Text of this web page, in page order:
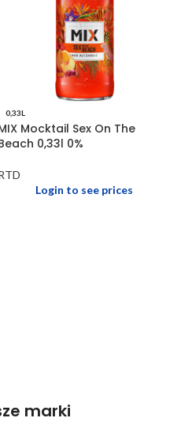
0,33L
Mocktail Sex On The
0,33l 0%
Login to see prices
marki